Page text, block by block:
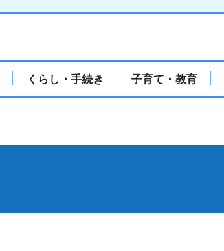
くらし・手続き 子育て・教育